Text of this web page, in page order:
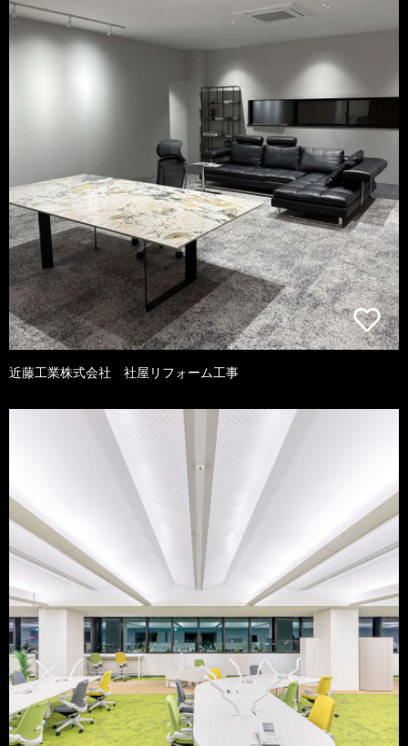
近藤工業株式会社 社屋リフォーム工事